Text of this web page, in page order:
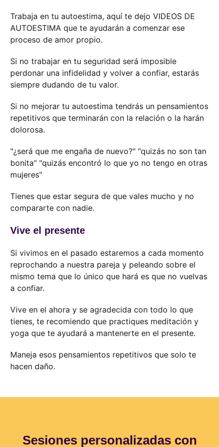
Trabaja en tu autoestima, aquí te dejo VIDEOS DE
AUTOESTIMA que te ayudarán a comenzar ese
proceso de amor propio.
Si no trabajar en tu seguridad será imposible
perdonar una infidelidad y volver a confiar, estarás
siempre dudando de tu valor.
Si no mejorar tu autoestima tendrás un pensamientos
repetitivos que terminarán con la relación o la harán
dolorosa.
"¿será que me engaña de nuevo?" "quizás no son tan
bonita" "quizás encontró lo que yo no tengo en otras
mujeres"
Tienes que estar segura de que vales mucho y no
compararte con nadie.
Vive el presente
Si vivimos en el pasado estaremos a cada momento
reprochando a nuestra pareja y peleando sobre el
mismo tema que lo único que hará es que no vuelvas
a confiar.
Vive en el ahora y se agradecida con todo lo que
tienes, te recomiendo que practiques meditación y
yoga que te ayudará a mantenerte en el presente.
Maneja esos pensamientos repetitivos que solo te
hacen daño.
Sesiones personalizadas con